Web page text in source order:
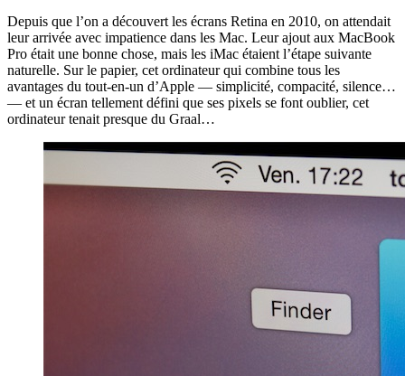
Depuis que l’on a découvert les écrans Retina en 2010, on attendait
leur arrivée avec impatience dans les Mac. Leur ajout aux MacBook
Pro était une bonne chose, mais les iMac étaient l’étape suivante
naturelle. Sur le papier, cet ordinateur qui combine tous les
avantages du tout-en-un d’Apple — simplicité, compacité, silence…
— et un écran tellement défini que ses pixels se font oublier, cet
ordinateur tenait presque du Graal…